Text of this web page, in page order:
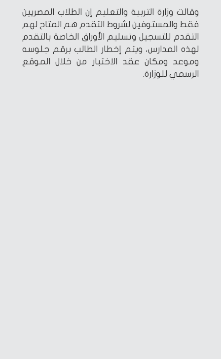
وقالت وزارة التربية والتعليم إن الطلاب المصريين
فقط والمستوفين لشروط التقدم هم المتاح لهم
التقدم للتسجيل وتسليم الأوراق الخاصة بالتقدم
لهذه المدارس، ويتم إخطار الطالب برقم جلوسه
وموعد ومكان عقد الاختبار من خلال الموقع
الرسمي للوزارة.